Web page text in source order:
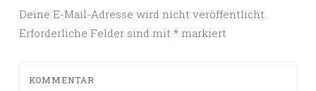
Deine E-Mail-Adresse wird nicht veröffentlicht.
Erforderliche Felder sind mit * markiert
KOMMENTAR